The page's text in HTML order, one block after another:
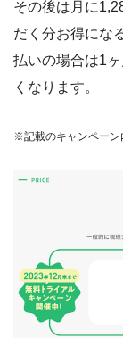
その後は月に
だく分お得にな
払いの場合は1
くなります。
※記載のキャンペーン